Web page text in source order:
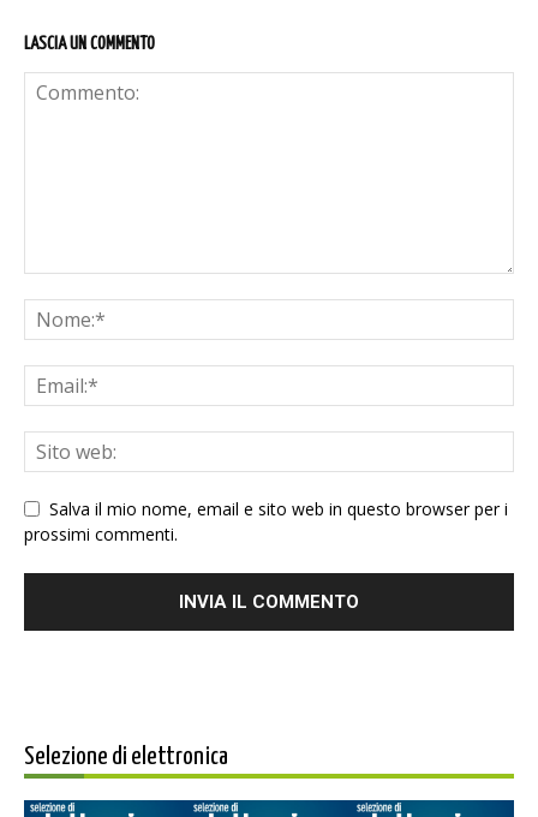
LASCIA UN COMMENTO
Salva il mio nome, email e sito web in questo browser per i
prossimi commenti.
Selezione di elettronica